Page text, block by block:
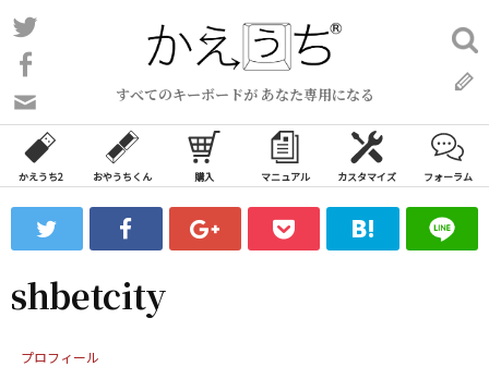
コ
ン
ン
ツ
ス
ッ
すべてのキーボードが あなた専用になる
い
合
わ
フ
ォ
ム
検
索:
かえうち2 おやうちくん 購入 マニュアル カスタマイズ フォーラム
shbetcity
プロフィール